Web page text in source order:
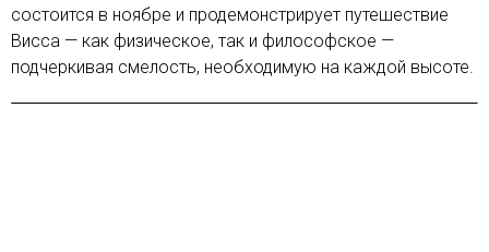
состоится в ноябре и продемонстрирует путешествие
Висса — как физическое, так и философское —
подчеркивая смелость, необходимую на каждой высоте.